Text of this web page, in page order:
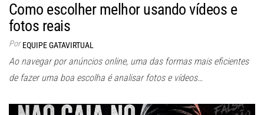
Como escolher melhor usando vídeos e
fotos reais
Por EQUIPE GATAVIRTUAL
Ao navegar por anúncios online, uma das formas mais eficientes
de fazer uma boa escolha é analisar fotos e vídeos…